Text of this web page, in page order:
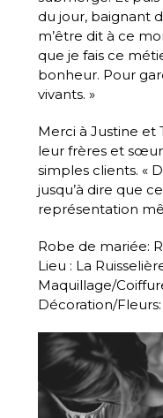
du jour, baignant
m’être dit à ce
que je fais ce
bonheur. Pour
vivants. »
Merci à Justine et
leur frères et
simples clients. «
jusqu’à dire que
représentation
Robe de mariée:
Lieu : La
Maquillage/
Décoration/